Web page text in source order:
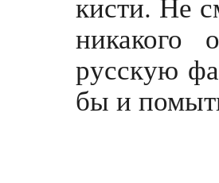
никакого
русскую
бы и